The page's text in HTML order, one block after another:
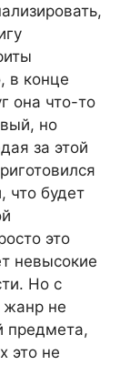
в конце
она что-то
но
за этой
что будет
это
невысокие
Но с
жанр не
предмета,
это не